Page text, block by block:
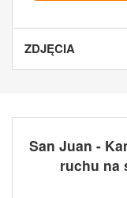
ZDJĘCIA
San Juan -
ruchu na